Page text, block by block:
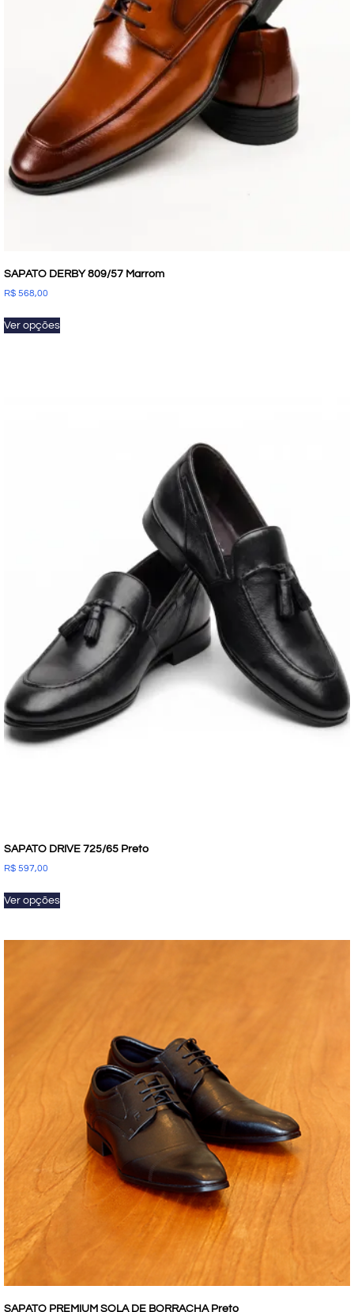
SAPATO DERBY 809/57 Marrom
R$ 568,00
Ver opções
SAPATO DRIVE 725/65 Preto
R$ 597,00
Ver opções
SAPATO PREMIUM SOLA DE BORRACHA Preto